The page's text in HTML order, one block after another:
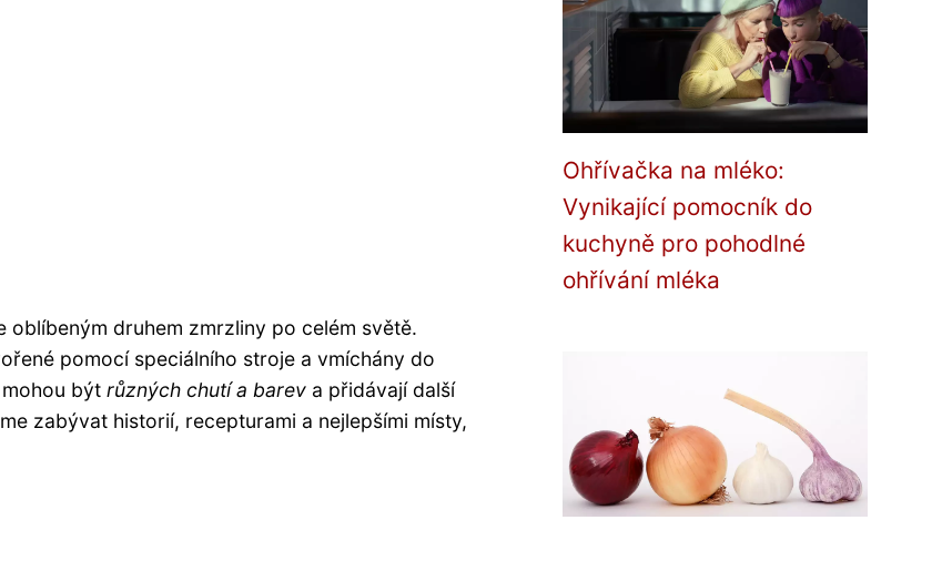
oblíbeným druhem zmrzliny po celém světě.
pomocí speciálního stroje a vmíchány do
mohou být různých chutí a barev a přidávají další
zabývat historií, recepturami a nejlepšími místy,
Ohřívačka na mléko:
Vynikající pomocník do
kuchyně pro pohodlné
ohřívání mléka